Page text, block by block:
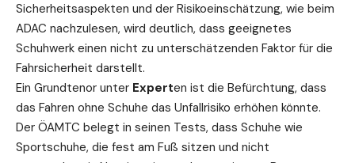
Sicherheitsaspekten und der Risikoeinschätzung, wie beim
ADAC nachzulesen, wird deutlich, dass geeignetes
Schuhwerk einen nicht zu unterschätzenden Faktor für die
Fahrsicherheit darstellt.
Ein Grundtenor unter Experten ist die Befürchtung, dass
das Fahren ohne Schuhe das Unfallrisiko erhöhen könnte.
Der ÖAMTC belegt in seinen Tests, dass Schuhe wie
Sportschuhe, die fest am Fuß sitzen und nicht